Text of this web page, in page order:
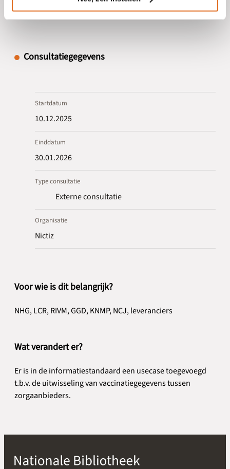
Consultatiegegevens
Startdatum
10.12.2025
Einddatum
30.01.2026
Type consultatie
Externe consultatie
Organisatie
Nictiz
Voor wie is dit belangrijk?
NHG, LCR, RIVM, GGD, KNMP, NCJ, leveranciers
Wat verandert er?
Er is in de informatiestandaard een usecase toegevoegd
t.b.v. de uitwisseling van vaccinatiegegevens tussen
zorgaanbieders.